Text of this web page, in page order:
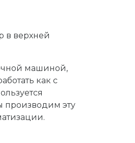
в верхней
машиной,
как с
производим эту